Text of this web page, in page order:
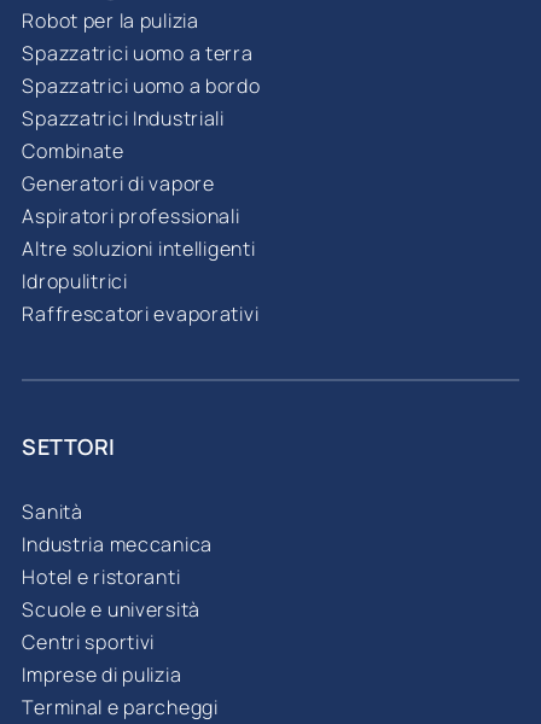
Robot per la pulizia
Spazzatrici uomo a terra
Spazzatrici uomo a bordo
Spazzatrici Industriali
Combinate
Generatori di vapore
Aspiratori professionali
Altre soluzioni intelligenti
Idropulitrici
Raffrescatori evaporativi
SETTORI
Sanità
Industria meccanica
Hotel e ristoranti
Scuole e università
Centri sportivi
Imprese di pulizia
Terminal e parcheggi